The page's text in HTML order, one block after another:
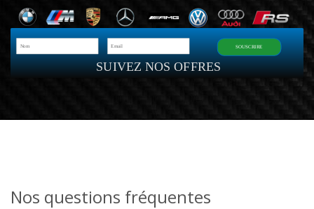
SUIVEZ NOS OFFRES
SOUSCRIRE
Nos questions fréquentes